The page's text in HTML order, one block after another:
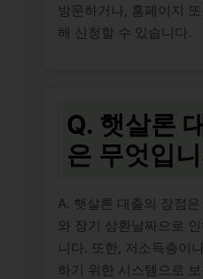
방문하거나, 홈페이지
해 신청할 수 있습니다.
Q. 햇살론
은 무엇입
A. 햇살론 대출의 장점
와 장기 상환날짜으로
니다. 또한, 저소득층이
하기 위한 시스템으로